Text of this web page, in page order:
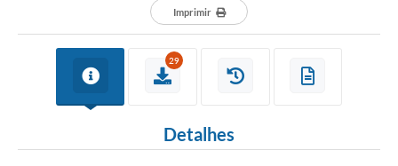
Imprimir
29
Detalhes